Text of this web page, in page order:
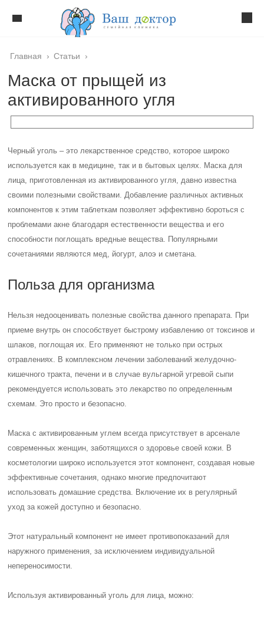
Главная › Статьи ›
Маска от прыщей из
активированного угля
Черный уголь – это лекарственное средство, которое широко
используется как в медицине, так и в бытовых целях. Маска для
лица, приготовленная из активированного угля, давно известна
своими полезными свойствами. Добавление различных активных
компонентов к этим таблеткам позволяет эффективно бороться с
проблемами акне благодаря естественности вещества и его
способности поглощать вредные вещества. Популярными
сочетаниями являются мед, йогурт, алоэ и сметана.
Польза для организма
Нельзя недооценивать полезные свойства данного препарата. При
приеме внутрь он способствует быстрому избавлению от токсинов и
шлаков, поглощая их. Его применяют не только при острых
отравлениях. В комплексном лечении заболеваний желудочно-
кишечного тракта, печени и в случае вульгарной угревой сыпи
рекомендуется использовать это лекарство по определенным
схемам. Это просто и безопасно.
Маска с активированным углем всегда присутствует в арсенале
современных женщин, заботящихся о здоровье своей кожи. В
косметологии широко используется этот компонент, создавая новые
эффективные сочетания, однако многие предпочитают
использовать домашние средства. Включение их в регулярный
уход за кожей доступно и безопасно.
Этот натуральный компонент не имеет противопоказаний для
наружного применения, за исключением индивидуальной
непереносимости.
Используя активированный уголь для лица, можно: